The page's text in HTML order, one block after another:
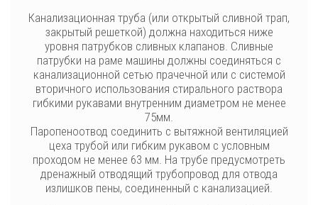
Канализационная труба (или открытый сливной трап,
закрытый решеткой) должна находиться ниже
уровня патрубков сливных клапанов. Сливные
патрубки на раме машины должны соединяться с
канализационной сетью прачечной или с системой
вторичного использования стирального раствора
гибкими рукавами внутренним диаметром не менее
75мм.
Паропеноотвод соединить с вытяжной вентиляцией
цеха трубой или гибким рукавом с условным
проходом не менее 63 мм. На трубе предусмотреть
дренажный отводящий трубопровод для отвода
излишков пены, соединенный с канализацией.